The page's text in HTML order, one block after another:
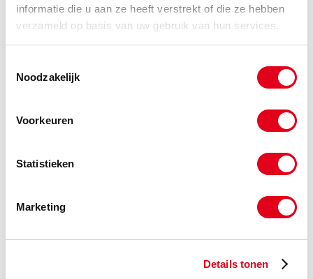
informatie die u aan ze heeft verstrekt of die ze hebben
verzameld op basis van uw gebruik van hun services.
Noodzakelijk
Voorkeuren
Statistieken
Marketing
Details tonen
KLBHPL212G
Kunststof lagerhuis groen
Info
Gerelateerde categorieën voor Groen
Lagerblok HPL